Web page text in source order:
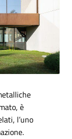
è
l’uno